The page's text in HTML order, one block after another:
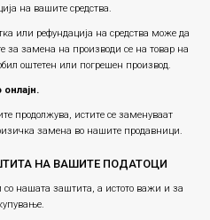
на вашите средства.
или рефундацијa на средства може да
за замена на производи се на товар на
оштетен или погрешен производ.
продолжува, истите се заменуваат
замена во нашите продавници.
НА ВАШИТЕ ПОДАТОЦИ
нашата заштита, а истото важи и за